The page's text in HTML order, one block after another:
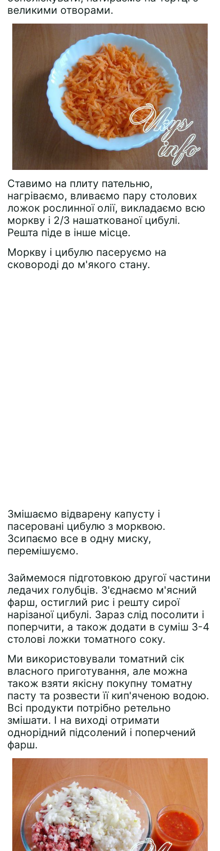
великими отворами.
Ставимо на плиту пательню,
нагріваємо, вливаємо пару столових
ложок рослинної олії, викладаємо всю
моркву і 2/3 нашаткованої цибулі.
Решта піде в інше місце.
Моркву і цибулю пасеруємо на
сковороді до м'якого стану.
Змішаємо відварену капусту і
пасеровані цибулю з морквою.
Зсипаємо все в одну миску,
перемішуємо.
Займемося підготовкою другої частини
ледачих голубців. З'єднаємо м'ясний
фарш, остиглий рис і решту сирої
нарізаної цибулі. Зараз слід посолити і
поперчити, а також додати в суміш 3-4
столові ложки томатного соку.
Ми використовували томатний сік
власного приготування, але можна
також взяти якісну покупну томатну
пасту та розвести її кип'яченою водою.
Всі продукти потрібно ретельно
змішати. І на виході отримати
однорідний підсолений і поперчений
фарш.